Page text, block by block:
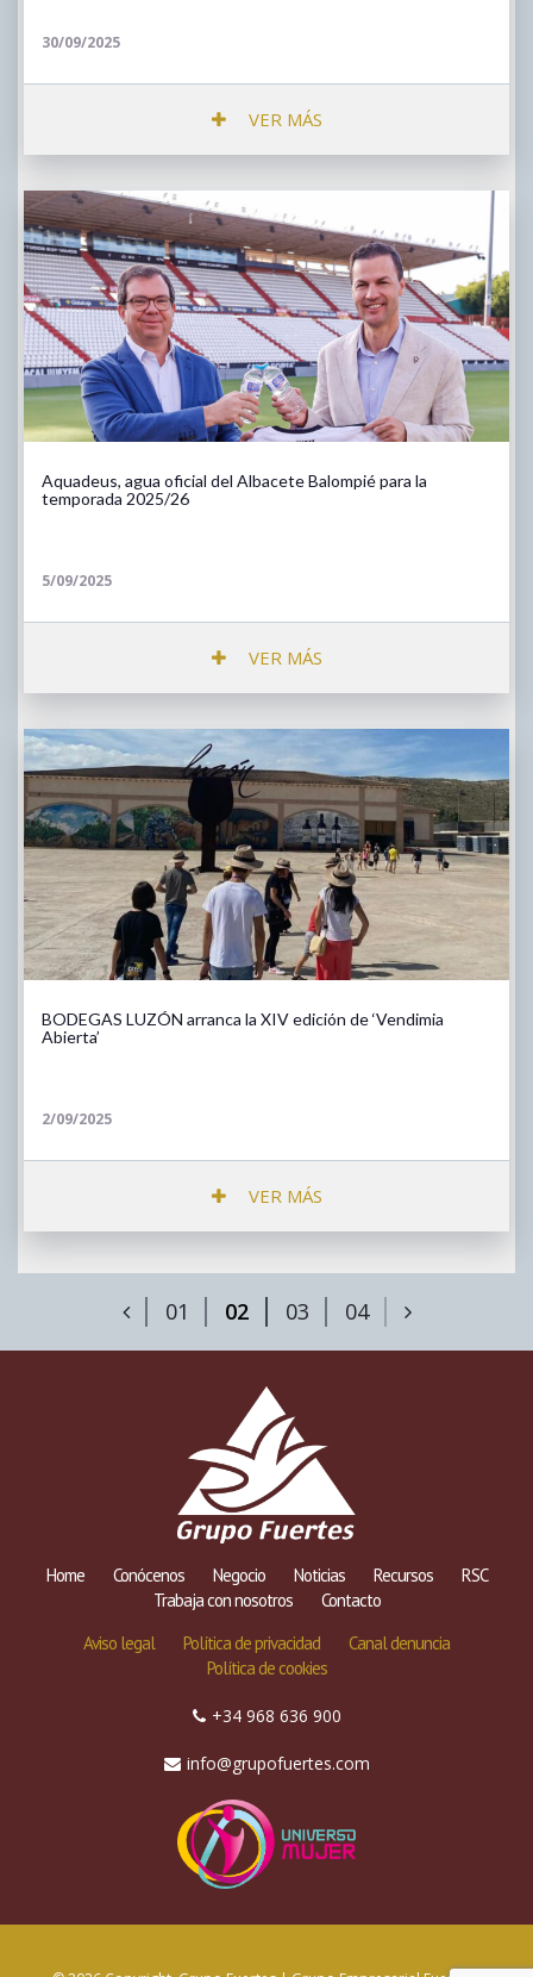
30/09/2025
VER MÁS
Aquadeus, agua oficial del Albacete Balompié para la
temporada 2025/26
5/09/2025
VER MÁS
BODEGAS LUZÓN arranca la XIV edición de ‘Vendimia
Abierta’
2/09/2025
VER MÁS
01 02 03 04
Home Conócenos Negocio Noticias Recursos
RSC
Trabaja con nosotros
Contacto
Aviso legal
Política de privacidad
Canal denuncia
Política de cookies
+34 968 636 900
info@grupofuertes.com